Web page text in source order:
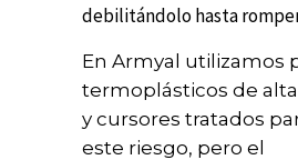
debilitándolo hasta
En Armyal utilizamos
termoplásticos de
y cursores tratados
este riesgo, pero el